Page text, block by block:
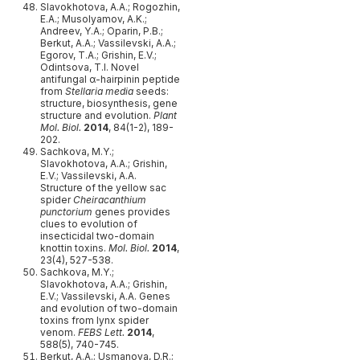
Slavokhotova, A.A.; Rogozhin,
E.A.; Musolyamov, A.K.;
Andreev, Y.A.; Oparin, P.B.;
Berkut, A.A.; Vassilevski, A.A.;
Egorov, T.A.; Grishin, E.V.;
Odintsova, T.I. Novel
antifungal α-hairpinin peptide
from Stellaria media seeds:
structure, biosynthesis, gene
structure and evolution. Plant
Mol. Biol. 2014, 84(1-2), 189-
202.
Sachkova, M.Y.;
Slavokhotova, A.A.; Grishin,
E.V.; Vassilevski, A.A.
Structure of the yellow sac
spiderCheiracanthium
punctorium genes provides
clues to evolution of
insecticidal two-domain
knottin toxins. Mol. Biol. 2014,
23(4), 527-538.
Sachkova, M.Y.;
Slavokhotova, A.A.; Grishin,
E.V.; Vassilevski, A.A. Genes
and evolution of two-domain
toxins from lynx spider
venom. FEBS Lett. 2014,
588(5), 740-745.
Berkut, A.A.; Usmanova, D.R.;